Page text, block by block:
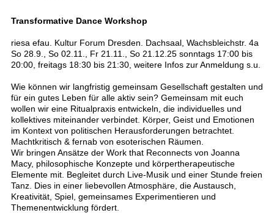
Transformative Dance Workshop
riesa efau. Kultur Forum Dresden. Dachsaal, Wachsbleichstr. 4a
So 28.9., So 02.11., Fr 21.11., So 21.12.25 sonntags 17:00 bis
20:00, freitags 18:30 bis 21:30, weitere Infos zur Anmeldung s.u.
Wie können wir langfristig gemeinsam Gesellschaft gestalten und
für ein gutes Leben für alle aktiv sein? Gemeinsam mit euch
wollen wir eine Ritualpraxis entwickeln, die individuelles und
kollektives miteinander verbindet. Körper, Geist und Emotionen
im Kontext von politischen Herausforderungen betrachtet.
Machtkritisch & fernab von esoterischen Räumen.
Wir bringen Ansätze der Work that Reconnects von Joanna
Macy, philosophische Konzepte und körpertherapeutische
Elemente mit. Begleitet durch Live-Musik und einer Stunde freien
Tanz. Dies in einer liebevollen Atmosphäre, die Austausch,
Kreativität, Spiel, gemeinsames Experimentieren und
Themenentwicklung fördert.